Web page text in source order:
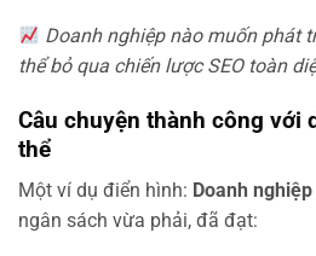
Doanh nghiệp nào muốn phát
thể bỏ qua chiến lược SEO toàn
Câu chuyện thành công với
thể
Một ví dụ điển hình: Doanh
ngân sách vừa phải, đã đạt: